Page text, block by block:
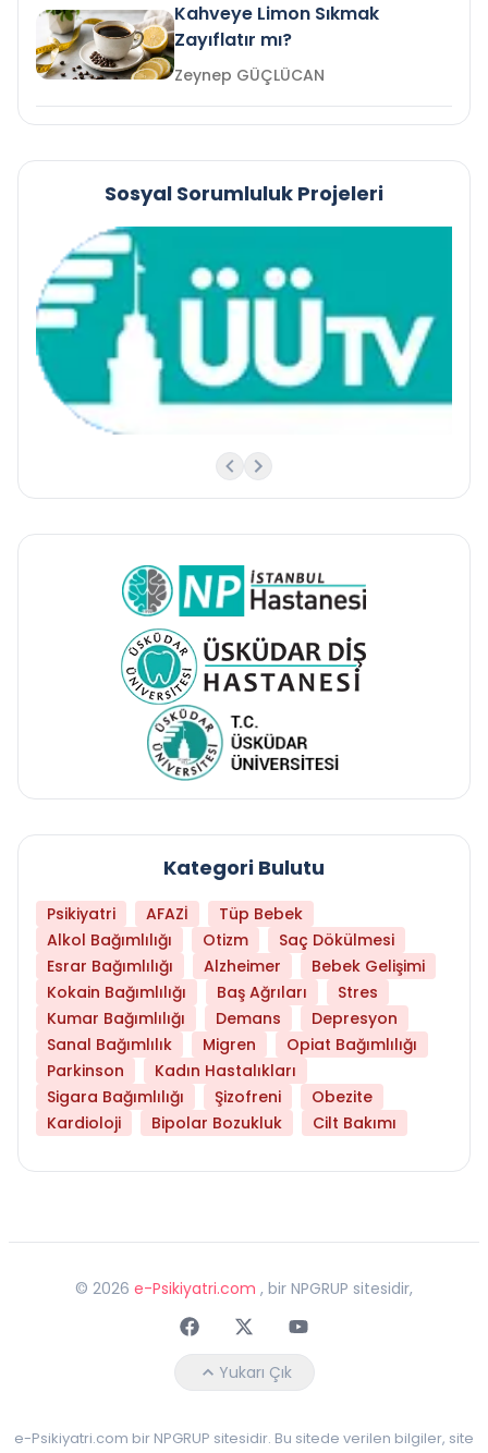
Kahveye Limon Sıkmak
Zayıflatır mı?
Zeynep GÜÇLÜCAN
Sosyal Sorumluluk Projeleri
Kategori Bulutu
Psikiyatri AFAZİ
Tüp Bebek
Alkol Bağımlılığı
Otizm
Saç Dökülmesi
Esrar Bağımlılığı
Alzheimer
Bebek Gelişimi
Kokain Bağımlılığı
Baş Ağrıları
Stres
Kumar Bağımlılığı
Demans
Depresyon
Sanal Bağımlılık
Migren
Opiat Bağımlılığı
Parkinson
Kadın Hastalıkları
Sigara Bağımlılığı
Şizofreni
Obezite
Kardioloji
Bipolar Bozukluk Cilt Bakımı
© 2026 e-Psikiyatri.com , bir NPGRUP sitesidir,
FaceebokTwitterYoutube
Yukarı Çık
e-Psikiyatri.com bir NPGRUP sitesidir. Bu sitede verilen bilgiler, site